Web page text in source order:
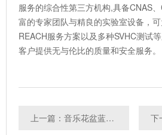
服务的综合性第三方机构,具备CNAS
富的专家团队与精良的实验室设备，
REACH服务方案以及多种SVHC测试
客户提供无与伦比的质量和安全服务。
上一篇：音乐花盆蓝牙音箱出口欧美需要做哪些认证？